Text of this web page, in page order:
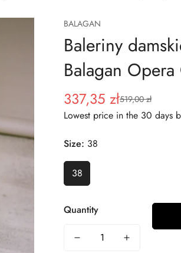
BALAGAN
Baleriny
Balagan Opera
Sale
price
337,35 zł
Regular
price
519,00 zł
Lowest price in the 30 days
Size: 38
38
Quantity